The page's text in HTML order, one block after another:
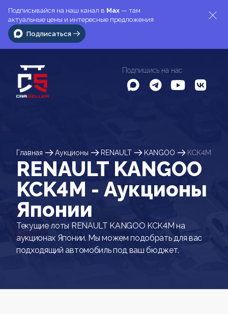
Подписывайся на наш канал в Max — там
актуальные цены и интересные предложения
Подписаться
Подпишись на нас
Главная Аукционы RENAULT KANGOO KCK4M
RENAULT KANGOO
KCK4M - Аукционы
Японии
Текущие лоты RENAULT KANGOO KCK4M на
аукционах Японии. Мы можем подобрать для вас
подходящий автомобиль под ваш бюджет.